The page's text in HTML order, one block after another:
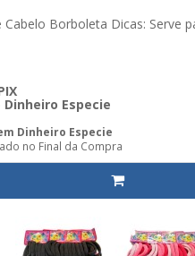
Cabelo Borboleta Dicas: Serve
Dinheiro Especie
Dinheiro Especie
no Final da Compra